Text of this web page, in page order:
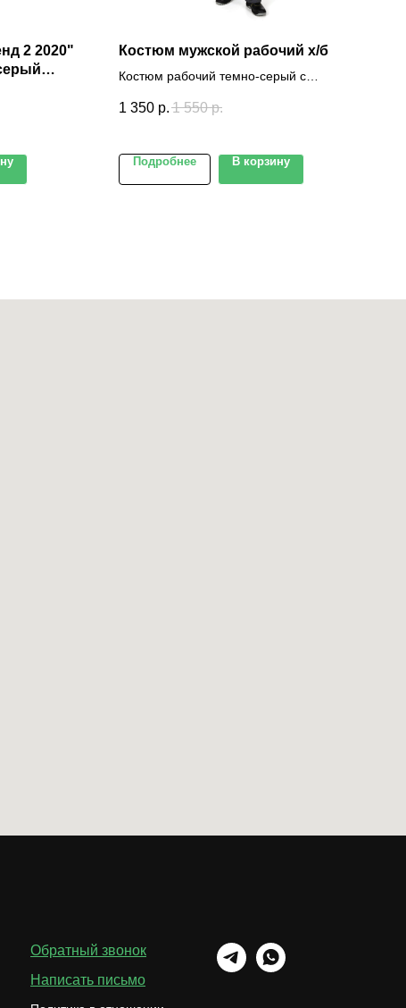
2 2020"
Костюм мужской рабочий х/б
Костюм рабочий темно-серый с
цвета. Куртка и полукомбинезон
1 350 р. 1 550 р.
Подробнее В корзину
Обратный звонок
Написать письмо